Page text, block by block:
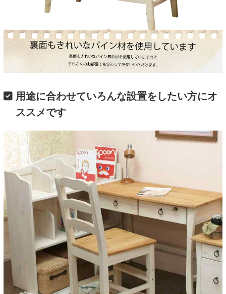
用途に合わせていろんな設置をしたい方にオ
ススメです